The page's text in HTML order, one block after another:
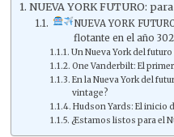
NUEVA YORK FUTURO:
NUEVA YORK
flotante en el año
Un Nueva York del
One Vanderbilt: El
En la Nueva York del
vintage?
Hudson Yards: El inicio
¿Estamos listos para el